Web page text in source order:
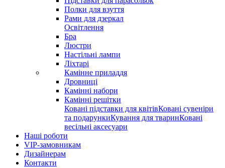
Полки для взуття
Рами для дзеркал
Освітлення
Бра
Люстри
Настільні лампи
Ліхтарі
Камінне приладдя
Дровниці
Камінні набори
Камінні решітки
Ковані підставки для квітівКовані сувеніри
та подарункиКування для тваринКовані
весільні аксесуари
Наші роботи
VIP-замовникам
Дизайнерам
Контакти